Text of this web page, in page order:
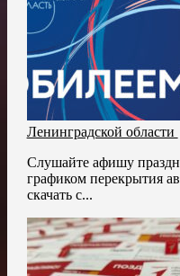
Ленинградской области
Слушайте афишу
графиком перекрытия
скачать с...